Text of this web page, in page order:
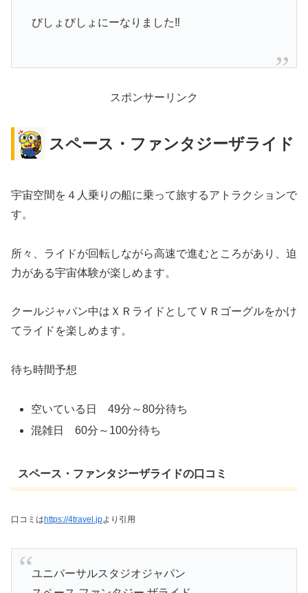
びしょびしょにーなりました‼️
スポンサーリンク
スペース・ファンタジーザライド
宇宙空間を４人乗りの船に乗って旅するアトラクションで
す。
所々、ライドが回転しながら高速で進むところがあり、迫
力がある宇宙体験が楽しめます。
クールジャパン中はＸＲライドとしてＶＲゴーグルをかけ
てライドを楽しめます。
待ち時間予想
空いている日 49分～80分待ち
混雑日 60分～100分待ち
スペース・ファンタジーザライドの口コミ
口コミは https://4travel.jpより引用
ユニバーサルスタジオジャパン